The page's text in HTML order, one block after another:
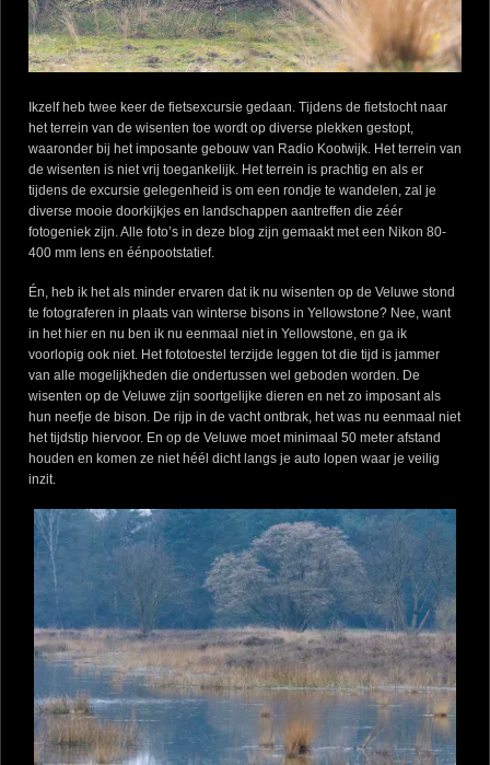
Ikzelf heb twee keer de fietsexcursie gedaan. Tijdens de fietstocht naar
het terrein van de wisenten toe wordt op diverse plekken gestopt,
waaronder bij het imposante gebouw van Radio Kootwijk. Het terrein van
de wisenten is niet vrij toegankelijk. Het terrein is prachtig en als er
tijdens de excursie gelegenheid is om een rondje te wandelen, zal je
diverse mooie doorkijkjes en landschappen aantreffen die zéér
fotogeniek zijn. Alle foto’s in deze blog zijn gemaakt met een Nikon 80-
400 mm lens en éénpootstatief.
Én, heb ik het als minder ervaren dat ik nu wisenten op de Veluwe stond
te fotograferen in plaats van winterse bisons in Yellowstone? Nee, want
in het hier en nu ben ik nu eenmaal niet in Yellowstone, en ga ik
voorlopig ook niet. Het fototoestel terzijde leggen tot die tijd is jammer
van alle mogelijkheden die ondertussen wel geboden worden. De
wisenten op de Veluwe zijn soortgelijke dieren en net zo imposant als
hun neefje de bison. De rijp in de vacht ontbrak, het was nu eenmaal niet
het tijdstip hiervoor. En op de Veluwe moet minimaal 50 meter afstand
houden en komen ze niet héél dicht langs je auto lopen waar je veilig
inzit.